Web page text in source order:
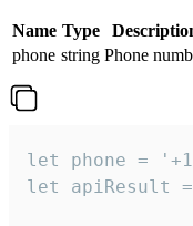
Name Type
phone string Phone
let phone =
let apiResult